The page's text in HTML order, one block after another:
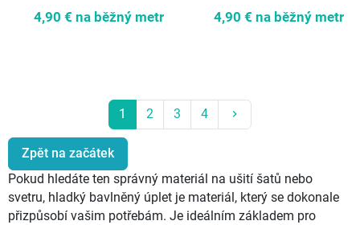
4,90 € na běžný metr
4,90 € na běžný metr
1 2 3 4 keyboard_arrow_right
Zpět na začátek
Pokud hledáte ten správný materiál na ušití šatů nebo
svetru, hladký bavlněný úplet je materiál, který se dokonale
přizpůsobí vašim potřebám. Je ideálním základem pro